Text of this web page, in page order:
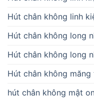
Hút chân không linh
Hút chân không long
Hút chân không long
Hút chân không măng
hút chân không mật